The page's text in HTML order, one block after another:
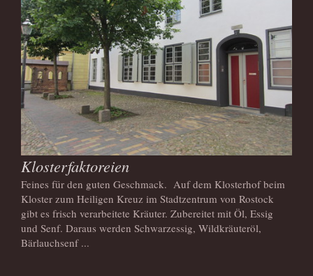
Klosterfaktoreien
Feines für den guten Geschmack. Auf dem Klosterhof beim
Kloster zum Heiligen Kreuz im Stadtzentrum von Rostock
gibt es frisch verarbeitete Kräuter. Zubereitet mit Öl, Essig
und Senf. Daraus werden Schwarzessig, Wildkräuteröl,
Bärlauchsenf ...